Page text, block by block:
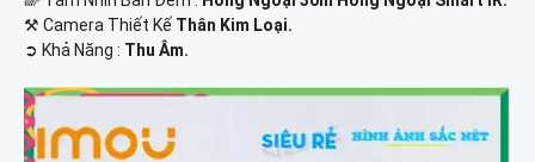
⚒ Camera Thiết Kế Thân Kim Loại.
️➲ Khả Năng : Thu Âm.